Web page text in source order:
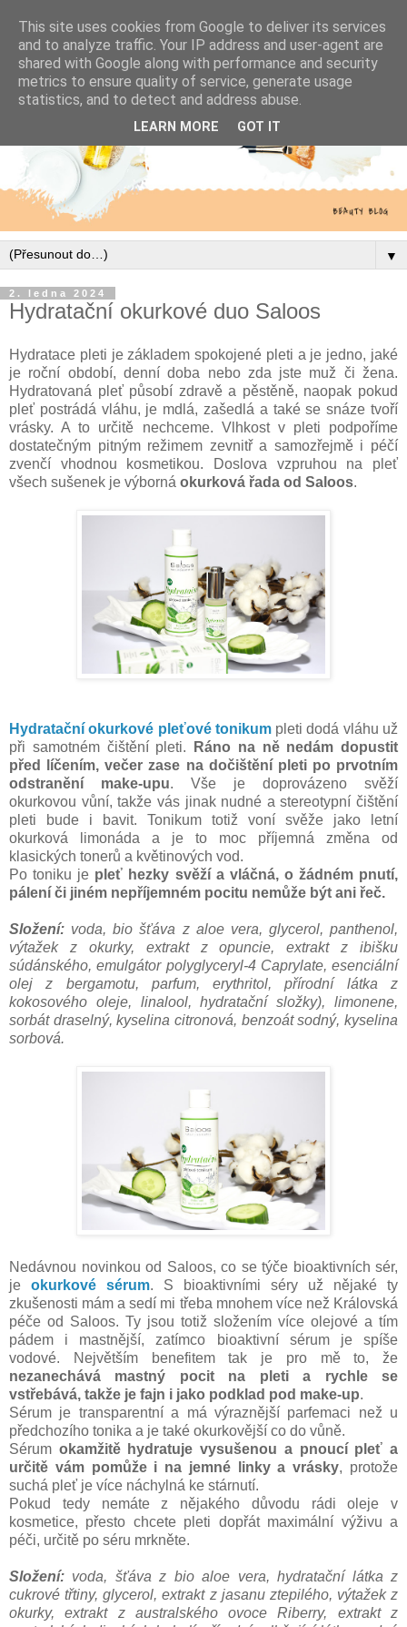
▼
2. ledna 2024
Hydratační okurkové duo Saloos
Hydratace pleti je základem spokojené pleti a je jedno, jaké
je roční období, denní doba nebo zda jste muž či žena.
Hydratovaná pleť působí zdravě a pěstěně, naopak pokud
pleť postrádá vláhu, je mdlá, zašedlá a také se snáze tvoří
vrásky. A to určitě nechceme. Vlhkost v pleti podpoříme
dostatečným pitným režimem zevnitř a samozřejmě i péčí
zvenčí vhodnou kosmetikou. Doslova vzpruhou na pleť
všech sušenek je výborná okurková řada od Saloos.
Hydratační okurkové pleťové tonikum pleti dodá vláhu už
při samotném čištění pleti.
Ráno na ně nedám dopustit
před líčením, večer zase na dočištění pleti po prvotním
odstranění make-upu. Vše je doprovázeno svěží
okurkovou vůní, takže vás jinak nudné a stereotypní čištění
pleti bude i bavit. Tonikum totiž voní svěže jako letní
okurková limonáda a je to moc příjemná změna od
klasických tonerů a květinových vod.
Po toniku je pleť hezky svěží a vláčná, o žádném pnutí,
pálení či jiném nepříjemném pocitu nemůže být ani řeč.
Složení: voda, bio šťáva z aloe vera, glycerol, panthenol,
výtažek z okurky, extrakt z opuncie, extrakt z ibišku
súdánského, emulgátor polyglyceryl-4 Caprylate, esenciální
olej z bergamotu, parfum, erythritol, přírodní látka z
kokosového oleje, linalool, hydratační složky), limonene,
sorbát draselný, kyselina citronová, benzoát sodný, kyselina
sorbová.
Nedávnou novinkou od Saloos, co se týče bioaktivních sér,
je okurkové sérum. S bioaktivními séry už nějaké ty
zkušenosti mám a sedí mi třeba mnohem více než Královská
péče od Saloos. Ty jsou totiž složením více olejové a tím
pádem i mastnější, zatímco bioaktivní sérum je spíše
vodové. Největším benefitem tak je pro mě to, že
nezanechává mastný pocit na pleti a rychle se
vstřebává, takže je fajn i jako podklad pod make-up.
Sérum je transparentní a má výraznější parfemaci než u
předchozího tonika a je také okurkovější co do vůně.
Sérum okamžitě hydratuje vysušenou a pnoucí pleť a
určitě vám pomůže i na jemné linky a vrásky, protože
suchá pleť je více náchylná ke stárnutí.
Pokud tedy nemáte z nějakého důvodu rádi oleje v
kosmetice, přesto chcete pleti dopřát maximální výživu a
péči, určitě po séru mrkněte.
Složení: voda, šťáva z bio aloe vera, hydratační látka z
cukrové třtiny, glycerol, extrakt z jasanu ztepilého, výtažek z
okurky, extrakt z australského ovoce Riberry, extrakt z
This site uses cookies from Google to deliver its services
and to analyze traffic. Your IP address and user-agent are
shared with Google along with performance and security
metrics to ensure quality of service, generate usage
statistics, and to detect and address abuse.
LEARN MORE GOT IT